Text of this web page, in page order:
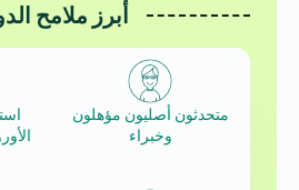
أبرز ملامح
متحدثون أصليون مؤهلون
وخبراء